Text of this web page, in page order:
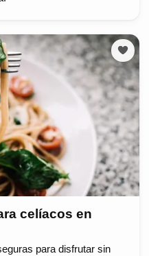
celíacos en
para disfrutar sin